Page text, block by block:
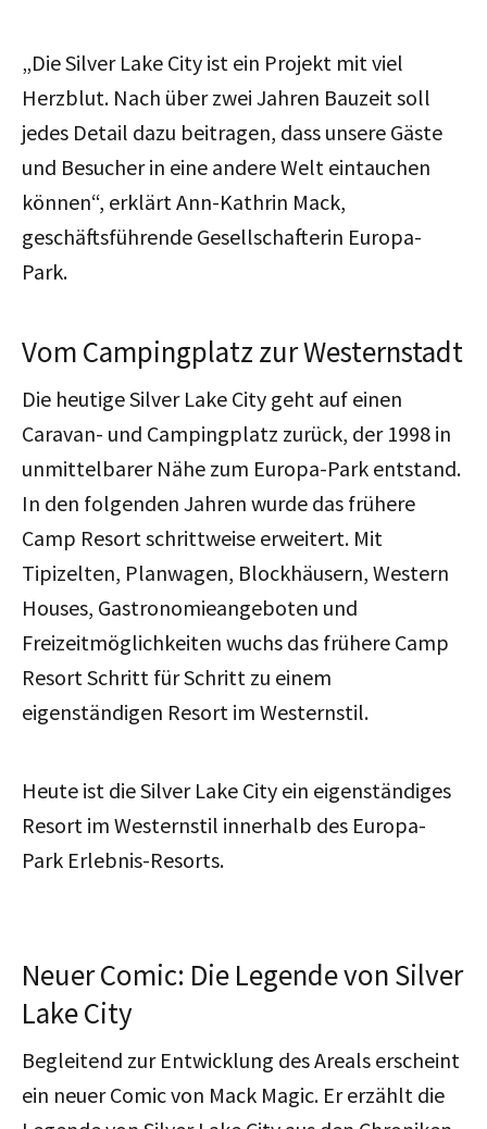
„Die Silver Lake City ist ein Projekt mit viel
Herzblut. Nach über zwei Jahren Bauzeit soll
jedes Detail dazu beitragen, dass unsere Gäste
und Besucher in eine andere Welt eintauchen
können“, erklärt Ann-Kathrin Mack,
geschäftsführende Gesellschafterin Europa-
Park.
Vom Campingplatz zur Westernstadt
Die heutige Silver Lake City geht auf einen
Caravan- und Campingplatz zurück, der 1998 in
unmittelbarer Nähe zum Europa-Park entstand.
In den folgenden Jahren wurde das frühere
Camp Resort schrittweise erweitert. Mit
Tipizelten, Planwagen, Blockhäusern, Western
Houses, Gastronomieangeboten und
Freizeitmöglichkeiten wuchs das frühere Camp
Resort Schritt für Schritt zu einem
eigenständigen Resort im Westernstil.
Heute ist die Silver Lake City ein eigenständiges
Resort im Westernstil innerhalb des Europa-
Park Erlebnis-Resorts.
Neuer Comic: Die Legende von Silver
Lake City
Begleitend zur Entwicklung des Areals erscheint
ein neuer Comic von Mack Magic. Er erzählt die